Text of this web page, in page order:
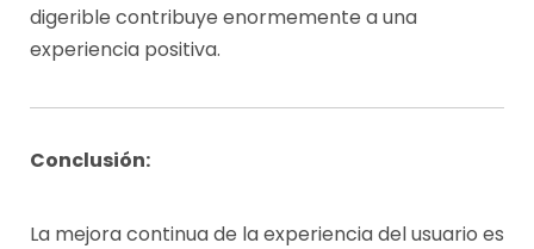
digerible contribuye enormemente a una
experiencia positiva.
Conclusión:
La mejora continua de la experiencia del usuario es